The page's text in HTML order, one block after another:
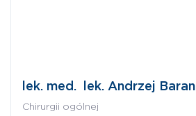
lek. med. lek. Andrzej Baran
Chirurgii ogólnej